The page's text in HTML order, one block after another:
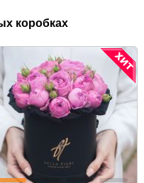
коробках